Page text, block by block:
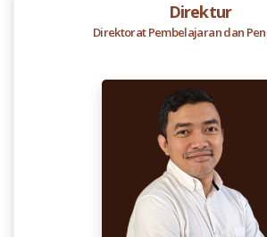
Direktur
Direktorat Pembelajaran dan